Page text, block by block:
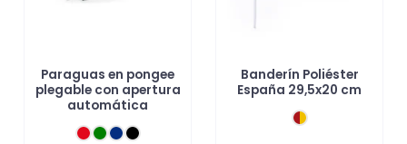
Paraguas en pongee
plegable con apertura
automática
Banderín Poliéster
España 29,5x20 cm